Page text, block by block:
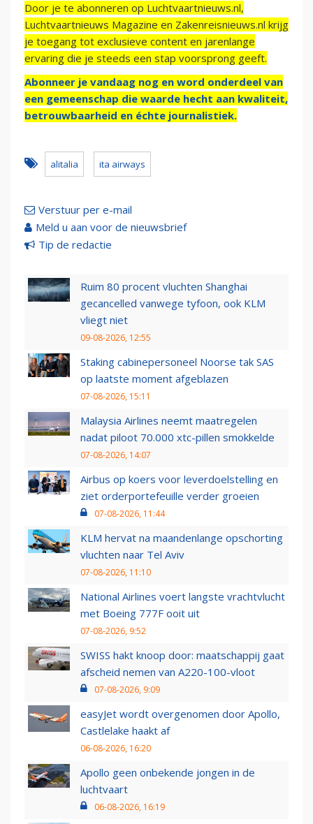
Door je te abonneren op Luchtvaartnieuws.nl,
Luchtvaartnieuws Magazine en Zakenreisnieuws.nl krijg
je toegang tot exclusieve content en jarenlange
ervaring die je steeds een stap voorsprong geeft.
Abonneer je vandaag nog en word onderdeel van
een gemeenschap die waarde hecht aan kwaliteit,
betrouwbaarheid en échte journalistiek.
alitalia ita airways
Verstuur per e-mail
Meld u aan voor de nieuwsbrief
Tip de redactie
Ruim 80 procent vluchten Shanghai
gecancelled vanwege tyfoon, ook KLM
vliegt niet
09-08-2026, 12:55
Staking cabinepersoneel Noorse tak SAS
op laatste moment afgeblazen
07-08-2026, 15:11
Malaysia Airlines neemt maatregelen
nadat piloot 70.000 xtc-pillen smokkelde
07-08-2026, 14:07
Airbus op koers voor leverdoelstelling en
ziet orderportefeuille verder groeien
07-08-2026, 11:44
KLM hervat na maandenlange opschorting
vluchten naar Tel Aviv
07-08-2026, 11:10
National Airlines voert langste vrachtvlucht
met Boeing 777F ooit uit
07-08-2026, 9:52
SWISS hakt knoop door: maatschappij gaat
afscheid nemen van A220-100-vloot
07-08-2026, 9:09
easyJet wordt overgenomen door Apollo,
Castlelake haakt af
06-08-2026, 16:20
Apollo geen onbekende jongen in de
luchtvaart
06-08-2026, 16:19